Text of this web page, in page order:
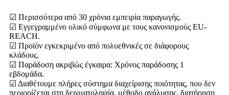
☑ Περισσότερα από 30 χρόνια εμπειρία παραγωγής.
☑ Εγγεγραμμένο υλικό σύμφωνα με τους κανονισμούς EU-
REACH.
☑ Προϊόν εγκεκριμένο από πολυεθνικές σε διάφορους
κλάδους.
☑ Παράδοση ακριβώς έγκαιρα: Χρόνος παράδοσης 1
εβδομάδα.
☑ Διαθέτουμε πλήρες σύστημα διαχείρισης ποιότητας, που δεν
περιορίζεται στη δειγματοληψία, μέθοδο ανάλυσης, διατήρηση